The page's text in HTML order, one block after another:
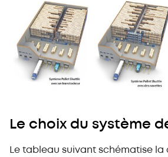
Le choix du système
Le tableau suivant schématise